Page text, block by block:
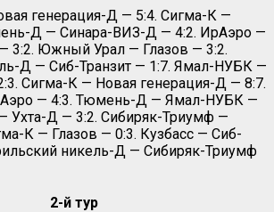
генерация-Д — 5:4. Сигма-К —
Д — Синара-ВИЗ-Д — 4:2. ИрАэро —
3:2. Южный Урал — Глазов — 3:2.
Д — Сиб-Транзит — 1:7. Ямал-НУБК —
Сигма-К — Новая генерация-Д — 8:7.
— 4:3. Тюмень-Д — Ямал-НУБК —
Ухта-Д — 3:2. Сибиряк-Триумф —
К — Глазов — 0:3. Кузбасс — Сиб-
никель-Д — Сибиряк-Триумф
2-й тур